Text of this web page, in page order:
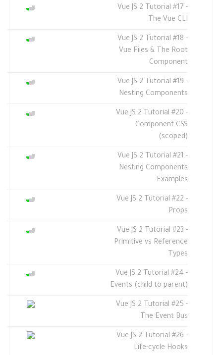
Vue JS 2 Tutorial #17 -
The Vue CLI
Vue JS 2 Tutorial #18 -
Vue Files & The Root
Component
Vue JS 2 Tutorial #19 -
Nesting Components
Vue JS 2 Tutorial #20 -
Component CSS
(scoped)
Vue JS 2 Tutorial #21 -
Nesting Components
Examples
Vue JS 2 Tutorial #22 -
Props
Vue JS 2 Tutorial #23 -
Primitive vs Reference
Types
Vue JS 2 Tutorial #24 -
Events (child to parent)
Vue JS 2 Tutorial #25 -
The Event Bus
Vue JS 2 Tutorial #26 -
Life-cycle Hooks